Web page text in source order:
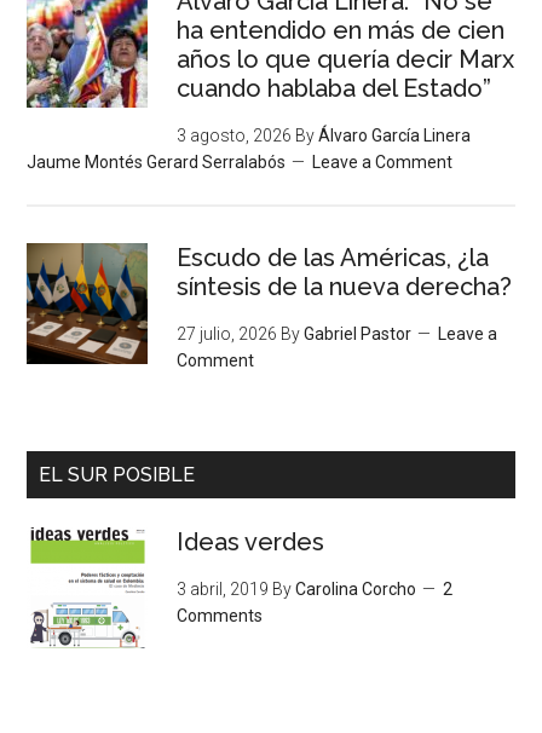
ha entendido en más de cien
años lo que quería decir Marx
cuando hablaba del Estado”
3 agosto, 2026 ByÁlvaro García Linera
Jaume Montés Gerard Serralabós
Leave a Comment
Escudo de las Américas, ¿la
síntesis de la nueva derecha?
27 julio, 2026 ByGabriel Pastor
Leave a
Comment
EL SUR POSIBLE
Ideas verdes
3 abril, 2019 ByCarolina Corcho
2
Comments